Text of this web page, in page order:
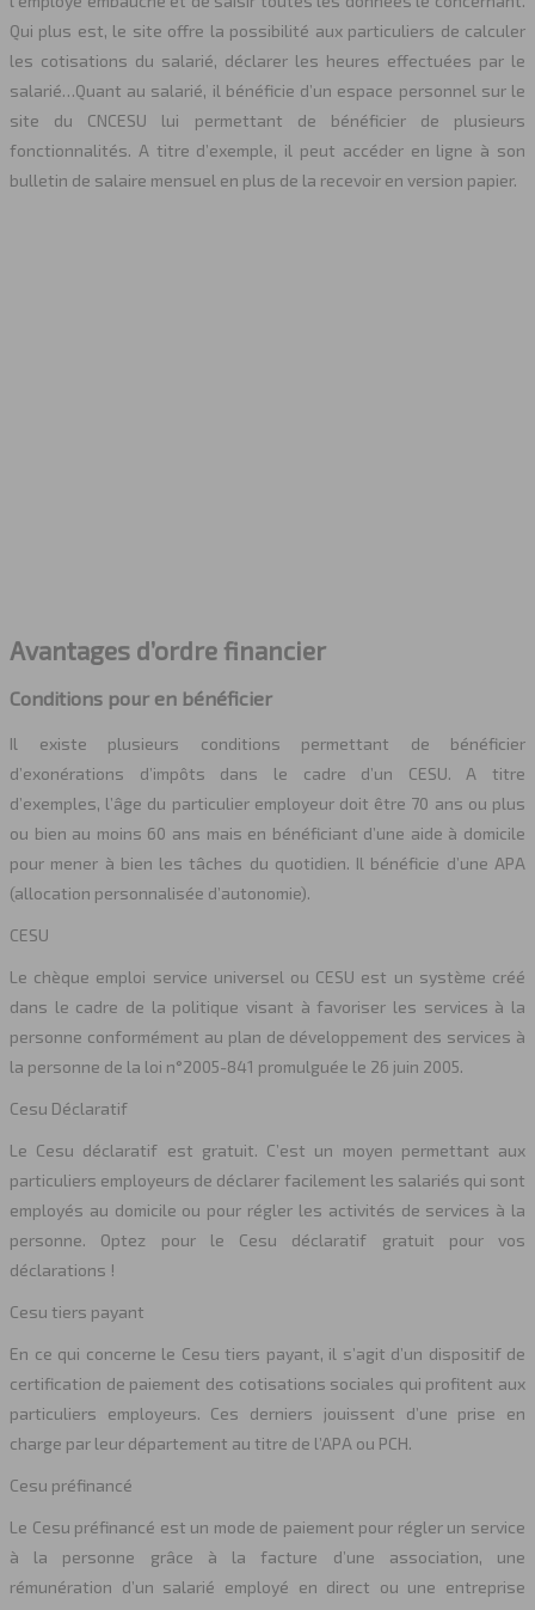
Qui plus est, le site offre la possibilité aux particuliers de calculer
les cotisations du salarié, déclarer les heures effectuées par le
salarié…Quant au salarié, il bénéficie d’un espace personnel sur le
site du CNCESU lui permettant de bénéficier de plusieurs
fonctionnalités. A titre d’exemple, il peut accéder en ligne à son
bulletin de salaire mensuel en plus de la recevoir en version papier.
Avantages d’ordre financier
Conditions pour en bénéficier
Il existe plusieurs conditions permettant de bénéficier
d’exonérations d’impôts dans le cadre d’un CESU. A titre
d’exemples, l’âge du particulier employeur doit être 70 ans ou plus
ou bien au moins 60 ans mais en bénéficiant d’une aide à domicile
pour mener à bien les tâches du quotidien. Il bénéficie d’une APA
(allocation personnalisée d’autonomie).
CESU
Le chèque emploi service universel ou CESU est un système créé
dans le cadre de la politique visant à favoriser les services à la
personne conformément au plan de développement des services à
la personne de la loi n°2005-841 promulguée le 26 juin 2005.
Cesu Déclaratif
Le Cesu déclaratif est gratuit. C’est un moyen permettant aux
particuliers employeurs de déclarer facilement les salariés qui sont
employés au domicile ou pour régler les activités de services à la
personne. Optez pour le Cesu déclaratif gratuit pour vos
déclarations !
Cesu tiers payant
En ce qui concerne le Cesu tiers payant, il s’agit d’un dispositif de
certification de paiement des cotisations sociales qui profitent aux
particuliers employeurs. Ces derniers jouissent d’une prise en
charge par leur département au titre de l’APA ou PCH.
Cesu préfinancé
Le Cesu préfinancé est un mode de paiement pour régler un service
à la personne grâce à la facture d’une association, une
rémunération d’un salarié employé en direct ou une entreprise